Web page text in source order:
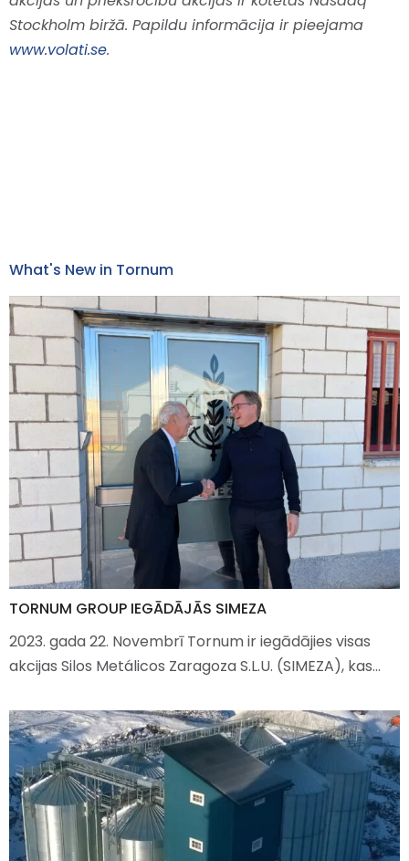
Stockholm biržā. Papildu informācija ir pieejama
www.volati.se.
What's New in Tornum
TORNUM GROUP IEGĀDĀJĀS SIMEZA
2023. gada 22. Novembrī Tornum ir iegādājies visas
akcijas Silos Metálicos Zaragoza S.L.U. (SIMEZA), kas…